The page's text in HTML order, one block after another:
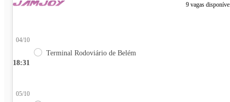
9 vagas
18:31
04/10
Terminal Rodoviário de Belém
05/10